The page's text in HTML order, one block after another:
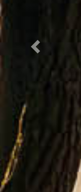
Previous